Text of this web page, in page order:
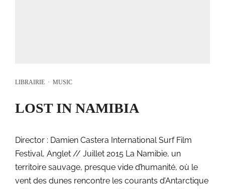
LIBRAIRIE · MUSIC
LOST IN NAMIBIA
Director : Damien Castera International Surf Film
Festival, Anglet // Juillet 2015 La Namibie, un
territoire sauvage, presque vide d’humanité, où le
vent des dunes rencontre les courants d’Antarctique